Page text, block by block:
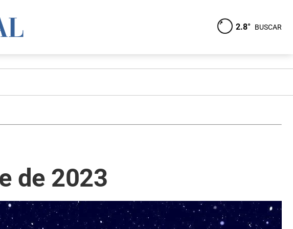
2.8° BUSCAR
de 2023